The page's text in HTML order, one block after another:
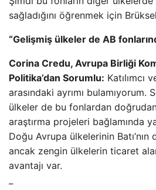
sağladığını öğrenmek için
“Gelişmiş ülkeler de AB
Corina Credu, Avrupa Birliği
Politika’dan Sorumlu: Katılımcı
arasındaki ayrımı bulamıyorum.
ülkeler de bu fonlardan
araştırma projeleri bağlamında
Doğu Avrupa ülkelerinin
ancak zengin ülkelerin ticaret
avantajı var.